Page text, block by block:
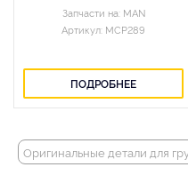
Запчасти на: MAN
Артикул: MCP289
ПОДРОБНЕЕ
Оригинальные детали для